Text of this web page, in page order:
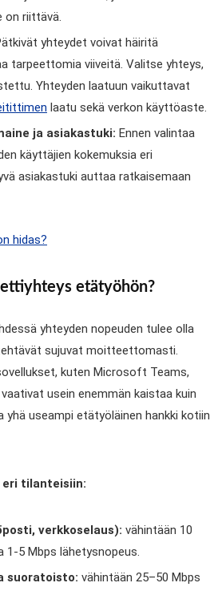
on riittävä.
yhteydet voivat häiritä
tarpeettomia viiveitä. Valitse yhteys,
Yhteyden laatuun vaikuttavat
laatu sekä verkon käyttöaste.
ja asiakastuki: Ennen valintaa
käyttäjien kokemuksia eri
asiakastuki auttaa ratkaisemaan
hidas?
etätyöhön?
yhteyden nopeuden tulee olla
sujuvat moitteettomasti.
kuten Microsoft Teams,
usein enemmän kaistaa kuin
yhä useampi etätyöläinen hankki kotiin
tilanteisiin:
verkkoselaus): vähintään 10
1-5 Mbps lähetysnopeus.
suoratoisto: vähintään 25–50 Mbps